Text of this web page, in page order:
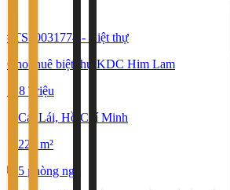
#TS50031774 -
Biệt thự
Cho thuê biệt thự KDC Him Lam
118 Triệu
Cát Lái, Hồ Chí Minh
220 m²
5 phòng ngủ